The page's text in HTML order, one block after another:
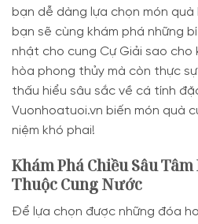
bạn dễ dàng lựa chọn món
bạn sẽ cùng khám phá những
nhật cho cung Cự Giải sao cho
hòa phong thủy mà còn thực
thấu hiểu sâu sắc về cá tính
Vuonhoatuoi.vn biến món quà
niệm khó phai!
Khám Phá Chiều Sâu
Thuộc Cung Nước
Để lựa chọn được những đóa